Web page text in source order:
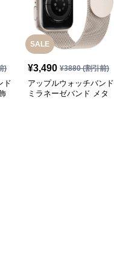
)
ド
SALE
¥3,490 ¥3880(割引前)
アップルウォッチバンド
ミラネーゼバンド メタ